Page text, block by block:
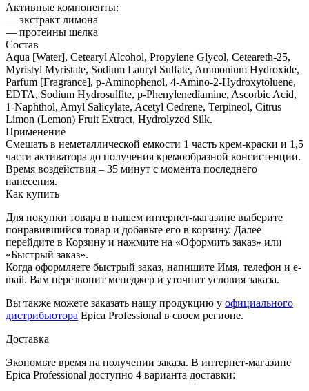
Активные компоненты:
— экстракт лимона
— протеины шелка
Состав
Aqua [Water], Cetearyl Alcohol, Propylene Glycol, Ceteareth-25,
Myristyl Myristate, Sodium Lauryl Sulfate, Ammonium Hydroxide,
Parfum [Fragrance], p-Aminophenol, 4-Amino-2-Hydroxytoluene,
EDTA, Sodium Hydrosulfite, p-Phenylenediamine, Ascorbic Acid,
1-Naphthol, Amyl Salicylate, Acetyl Cedrene, Terpineol, Citrus
Limon (Lemon) Fruit Extract, Hydrolyzed Silk.
Применение
Смешать в неметаллической емкости 1 часть крем-краски и 1,5
части активатора до получения кремообразной консистенции.
Время воздействия – 35 минут с момента последнего
нанесения.
Как купить
Для покупки товара в нашем интернет-магазине выберите
понравившийся товар и добавьте его в корзину. Далее
перейдите в Корзину и нажмите на «Оформить заказ» или
«Быстрый заказ».
Когда оформляете быстрый заказ, напишите Имя, телефон и e-
mail. Вам перезвонит менеджер и уточнит условия заказа.
Вы также можете заказать нашу продукцию у официального
дистрибьютора Epica Professional в своем регионе.
Доставка
Экономьте время на получении заказа. В интернет-магазине
Epica Professional доступно 4 варианта доставки: